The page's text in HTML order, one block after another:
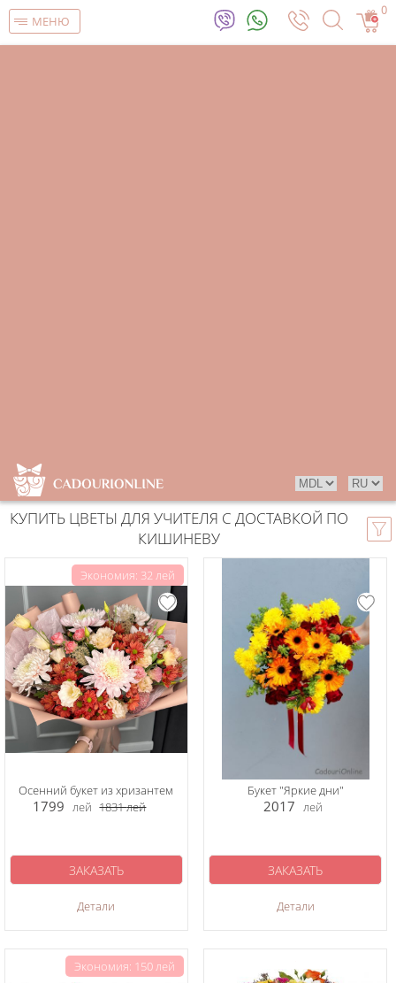
МЕНЮ
0
КУПИТЬ ЦВЕТЫ ДЛЯ УЧИТЕЛЯ С ДОСТАВКОЙ ПО
КИШИНЕВУ
Экономия: 32 лей
Осенний букет из хризантем
1799 лей 1831лей
Детали
ЗАКАЗАТЬ
Букет "Яркие дни"
2017 лей
Детали
ЗАКАЗАТЬ
Экономия: 150 лей